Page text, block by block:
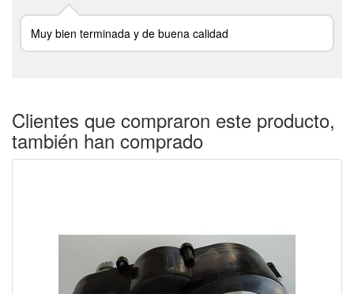
Muy bien terminada y de buena calidad
Clientes que compraron este producto,
también han comprado